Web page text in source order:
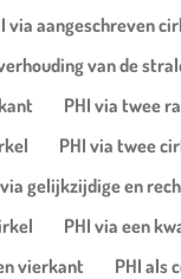
via aangeschreven
van de
PHI via twee
PHI via twee
via gelijkzijdige en
PHI via een
vierkant
PHI als